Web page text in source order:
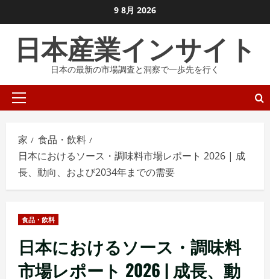
ン
に
ま
9 8月 2026
日本産業インサイト
日本の最新の市場調査と洞察で一歩先を行く
プ
イ
マ
リ
メ
ー
家
食品・飲料
日本におけるソース・調味料市場レポート 2026 | 成
長、動向、および2034年までの需要
食品・飲料
日本におけるソース・調味料
市場レポート 2026 | 成長、動